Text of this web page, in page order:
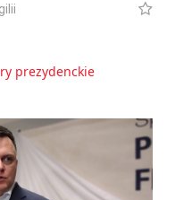
prezydenckie